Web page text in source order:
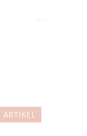
ARTIKEL